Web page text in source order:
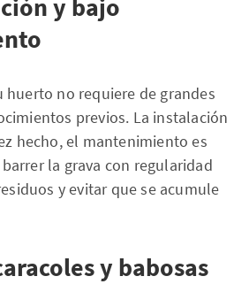
y bajo
huerto no requiere de grandes
previos. La instalación
hecho, el mantenimiento es
la grava con regularidad
y evitar que se acumule
y babosas